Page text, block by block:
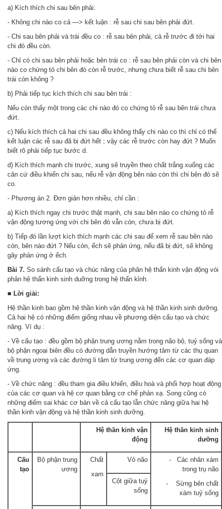
a) Kích thích chi sau bên phải:
- Không chi nào co cả —> kết luận : rễ sau chi sau bên phải đứt.
- Chi sau bên phải và trái đều co : rễ sau bên phải, cả rễ trước đi tới hai
chi đó đều còn.
- Chỉ có chi sau bên phải hoặc bên trái co : rễ sau bên phải còn và chi bên
nào co chứng tỏ chi bên đó còn rễ trước, nhưng chưa biết rễ sau chi bên
trái còn không ?
b) Phải tiếp tục kích thích chi sau bên trái :
Nếu còn thấy một trong các chi nào đó co chứng tỏ rễ sau bên trái chưa
đứt.
c) Nếu kích thích cả hai chi sau đều không thấy chi nào co thì chỉ có thể
kết luận các rễ sau đã bị đứt hết ; vậy các rễ trước còn hay đứt ? Muốn
biết rõ phải tiếp tục bước d.
d) Kích thích mạnh chi trước, xung sẽ truyền theo chất trắng xuống các
căn cứ điều khiển chi sau, nếu rễ vận động bên nào còn thì chi bên đó sẽ
co
- Phương án 2. Đơn giản hơn nhiều, chỉ cần :
a) Kích thích ngay chi trước thật mạnh, chi sau bên nào co chứng tỏ rễ
vận động tương ứng với chi bên đó vẫn còn, chưa bị đứt.
b) Tiếp đó lần lượt kích thích mạnh các chi sau để xem rễ sau bên nào
còn, bên nào đứt ? Nếu còn, ếch sẽ phản ứng, nếu đã bị đứt, sẽ không
gây phản ứng ở ếch
Bài 7. So sánh cấu tạo và chúc năng của phân hệ thẩn kinh vận động vói
phân hệ thẩn kinh sinh duỡng trong hệ thẩn kỉnh.
■ Lời giải:
Hệ thần kinh bao gồm hệ thần kinh vận động và hệ thần kinh sinh dưỡng.
Cả hai hệ có những điểm giống nhau về phương diện cấu tạo và chức
năng. Ví dụ :
- Về cấu tạo : đều gồm bộ phận trung ương nằm trong não bộ, tuỷ sống và
bộ phận ngoại biên đều có đường dẫn truyền hướng tâm từ các thụ quan
về trung ương và các đường li tâm từ trung ương đến các cơ quan đáp
ứng.
- Về chức năng : đều tham gia điều khiển, điều hoà và phối hợp hoạt động
của các cơ quan và hệ cơ quan bằng cơ chế phản xạ. Song cũng có
những điểm sai khác cơ bản về cả cấu tạo lẫn chức năng giữa hai hệ
thần kinh vận động và hệ thần kinh sinh dưỡng.
Hệ thần kinh vận
động
Hệ thần kinh sinh
dưỡng
Cấu
tạo
Bộ phận trung
ương
Chất
xam
Vỏ não
- Các nhân xám
trong trụ não
- Sừng bên chất
xám tuỷ sống
Cột giữa tuỷ
sống